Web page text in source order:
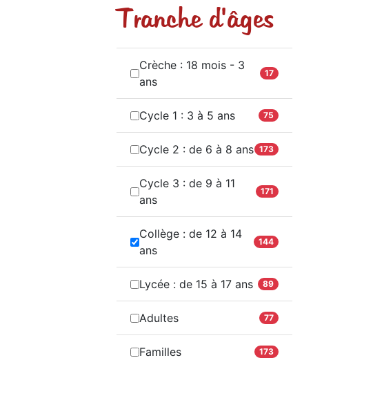
Tranche d'âges
Crèche : 18 mois - 3
ans
17
Cycle 1 : 3 à 5 ans 75
Cycle 2 : de 6 à 8 ans 173
Cycle 3 : de 9 à 11
ans
171
Collège : de 12 à 14
ans
144
Lycée : de 15 à 17 ans 89
Adultes 77
Familles 173